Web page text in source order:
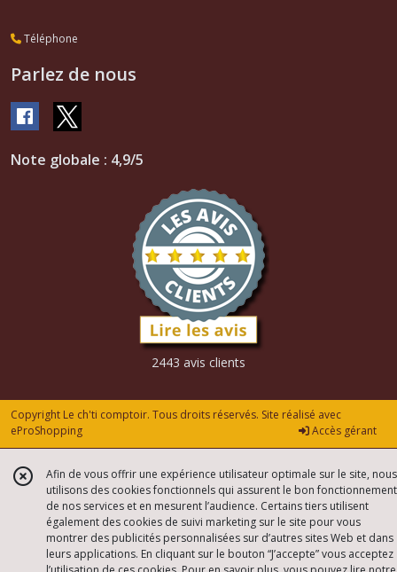
Téléphone
Parlez de nous
Note globale : 4,9/5
2443 avis clients
Copyright Le ch'ti comptoir. Tous droits réservés. Site réalisé avec
eProShopping
Accès gérant
Afin de vous offrir une expérience utilisateur optimale sur le site, nous
utilisons des cookies fonctionnels qui assurent le bon fonctionnement
de nos services et en mesurent l’audience. Certains tiers utilisent
également des cookies de suivi marketing sur le site pour vous
montrer des publicités personnalisées sur d’autres sites Web et dans
leurs applications. En cliquant sur le bouton “J’accepte” vous acceptez